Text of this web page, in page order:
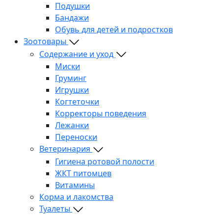
Подушки
Бандажи
Обувь для детей и подростков
Зоотовары
Содержание и уход
Миски
Груминг
Игрушки
Когтеточки
Корректоры поведения
Лежанки
Переноски
Ветеринария
Гигиена ротовой полости
ЖКТ питомцев
Витамины
Корма и лакомства
Туалеты